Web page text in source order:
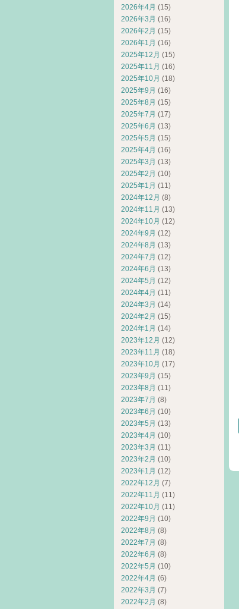
2026年4月 (15)
2026年3月 (16)
2026年2月 (15)
2026年1月 (16)
2025年12月 (15)
2025年11月 (16)
2025年10月 (18)
2025年9月 (16)
2025年8月 (15)
2025年7月 (17)
2025年6月 (13)
2025年5月 (15)
2025年4月 (16)
2025年3月 (13)
2025年2月 (10)
2025年1月 (11)
2024年12月 (8)
2024年11月 (13)
2024年10月 (12)
2024年9月 (12)
2024年8月 (13)
2024年7月 (12)
2024年6月 (13)
2024年5月 (12)
2024年4月 (11)
2024年3月 (14)
2024年2月 (15)
2024年1月 (14)
2023年12月 (12)
2023年11月 (18)
2023年10月 (17)
2023年9月 (15)
2023年8月 (11)
2023年7月 (8)
2023年6月 (10)
2023年5月 (13)
2023年4月 (10)
2023年3月 (11)
2023年2月 (10)
2023年1月 (12)
2022年12月 (7)
2022年11月 (11)
2022年10月 (11)
2022年9月 (10)
2022年8月 (8)
2022年7月 (8)
2022年6月 (8)
2022年5月 (10)
2022年4月 (6)
2022年3月 (7)
2022年2月 (8)